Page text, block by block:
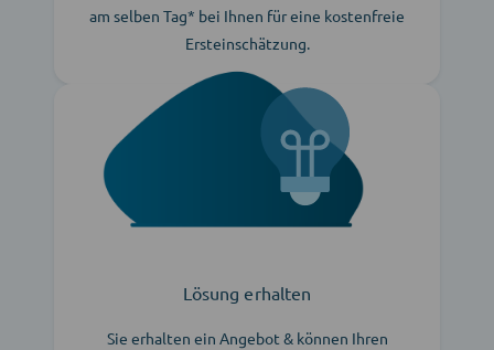
am selben Tag* bei Ihnen für eine kostenfreie
Ersteinschätzung.
Lösung erhalten
Sie erhalten ein Angebot & können Ihren